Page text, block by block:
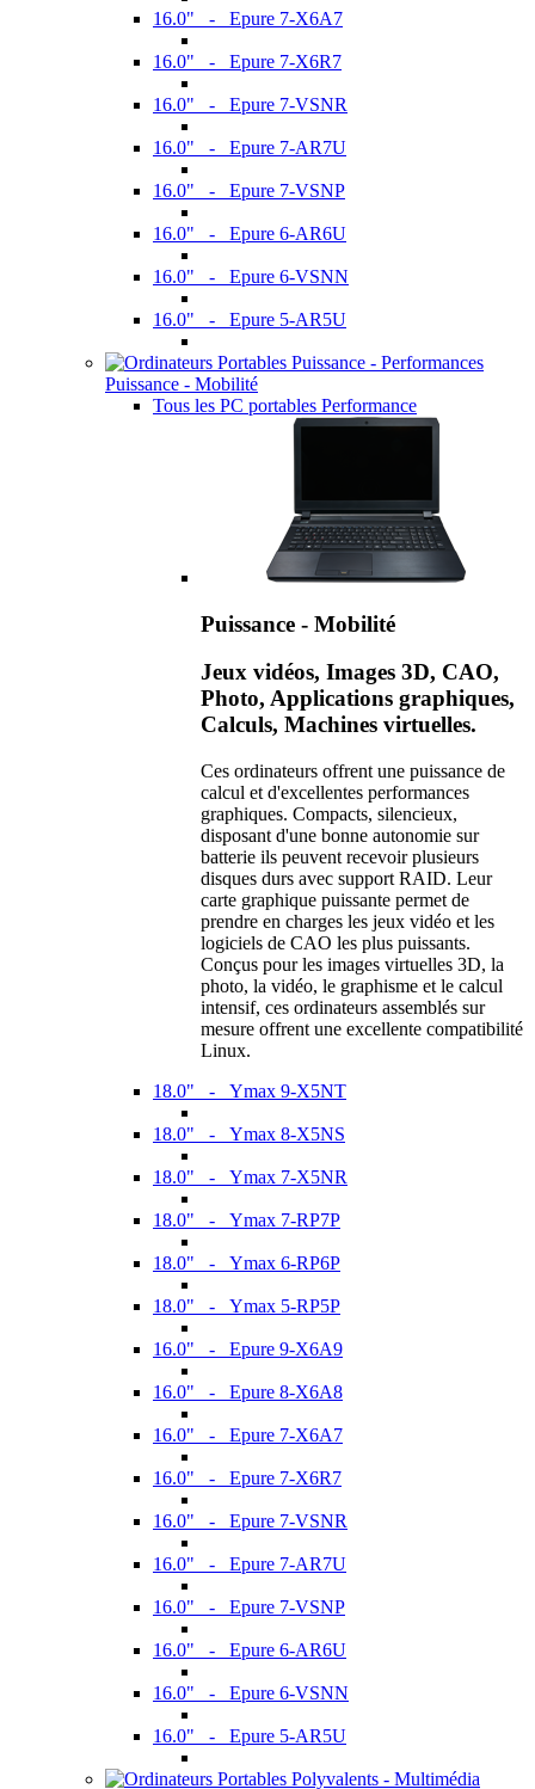
16.0" - Epure 7-X6A7
16.0" - Epure 7-X6R7
16.0" - Epure 7-VSNR
16.0" - Epure 7-AR7U
16.0" - Epure 7-VSNP
16.0" - Epure 6-AR6U
16.0" - Epure 6-VSNN
16.0" - Epure 5-AR5U
Puissance - Mobilité
Tous les PC portables Performance
Puissance - Mobilité
Jeux vidéos, Images 3D, CAO,
Photo, Applications graphiques,
Calculs, Machines virtuelles.
Ces ordinateurs offrent une puissance de
calcul et d'excellentes performances
graphiques. Compacts, silencieux,
disposant d'une bonne autonomie sur
batterie ils peuvent recevoir plusieurs
disques durs avec support RAID. Leur
carte graphique puissante permet de
prendre en charges les jeux vidéo et les
logiciels de CAO les plus puissants.
Conçus pour les images virtuelles 3D, la
photo, la vidéo, le graphisme et le calcul
intensif, ces ordinateurs assemblés sur
mesure offrent une excellente compatibilité
Linux.
18.0" - Ymax 9-X5NT
18.0" - Ymax 8-X5NS
18.0" - Ymax 7-X5NR
18.0" - Ymax 7-RP7P
18.0" - Ymax 6-RP6P
18.0" - Ymax 5-RP5P
16.0" - Epure 9-X6A9
16.0" - Epure 8-X6A8
16.0" - Epure 7-X6A7
16.0" - Epure 7-X6R7
16.0" - Epure 7-VSNR
16.0" - Epure 7-AR7U
16.0" - Epure 7-VSNP
16.0" - Epure 6-AR6U
16.0" - Epure 6-VSNN
16.0" - Epure 5-AR5U